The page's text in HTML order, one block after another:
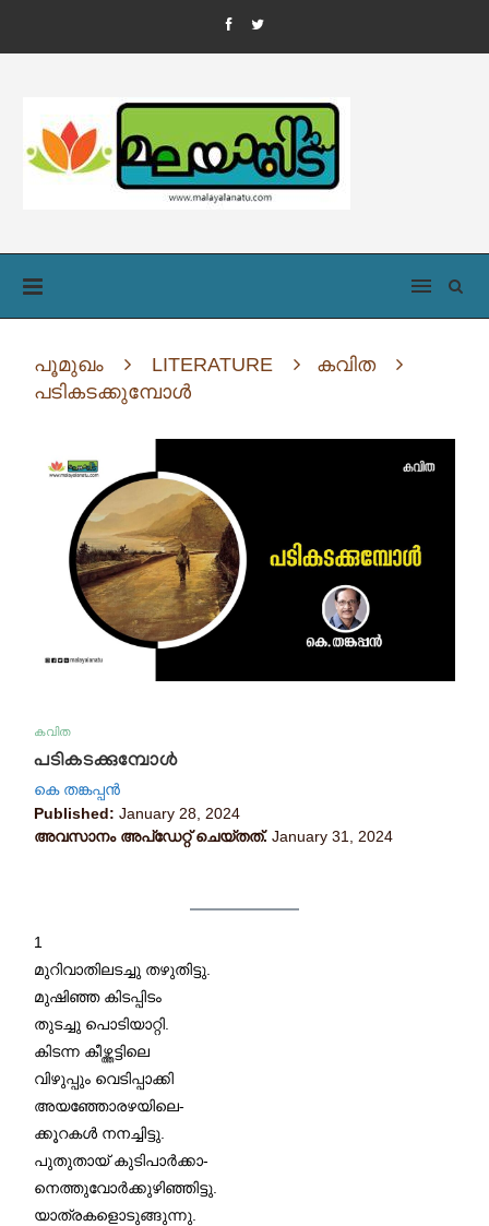
പൂമുഖം LITERATURE
കവിത
പടികടക്കുമ്പോൾ
കവിത
പടികടക്കുമ്പോൾ
കെ തങ്കപ്പൻ
Published: January 28, 2024
അവസാനം അപ്ഡേറ്റ് ചെയ്തത്. January 31, 2024
1
മുറിവാതിലടച്ചു തഴുതിട്ടു.
മുഷിഞ്ഞ കിടപ്പിടം
തുടച്ചു പൊടിയാറ്റി.
കിടന്ന കീഴ്ത്തട്ടിലെ
വിഴുപ്പും വെടിപ്പാക്കി
അയഞ്ഞോരഴയിലെ-
ക്കൂറകൾ നനച്ചിട്ടു.
പുതുതായ് കുടിപാർക്കാ-
നെത്തുവോർക്കുഴിഞ്ഞിട്ടു.
യാത്രകളൊടുങ്ങുന്നു.